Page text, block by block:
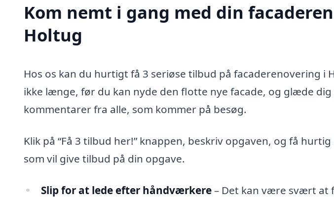
Kom nemt i gang med din
Holtug
Hos os kan du hurtigt få 3 seriøse tilbud på facaderenovering i
ikke længe, før du kan nyde den flotte nye facade, og glæde
kommentarer fra alle, som kommer på besøg.
Klik på “Få 3 tilbud her!” knappen, beskriv opgaven, og få
som vil give tilbud på din opgave.
Slip for at lede efter håndværkere– Det kan være svært at